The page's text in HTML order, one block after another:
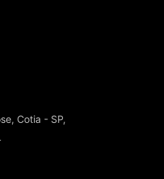
Cotia - SP,